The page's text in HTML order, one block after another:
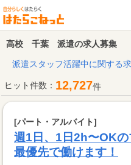
高校 千葉 派遣の求人募集
派遣スタッフ活躍中に関する
ヒット件数： 12,727件
[パート・アルバイト]
週1日、1日2h〜OK
最優先で働けます！